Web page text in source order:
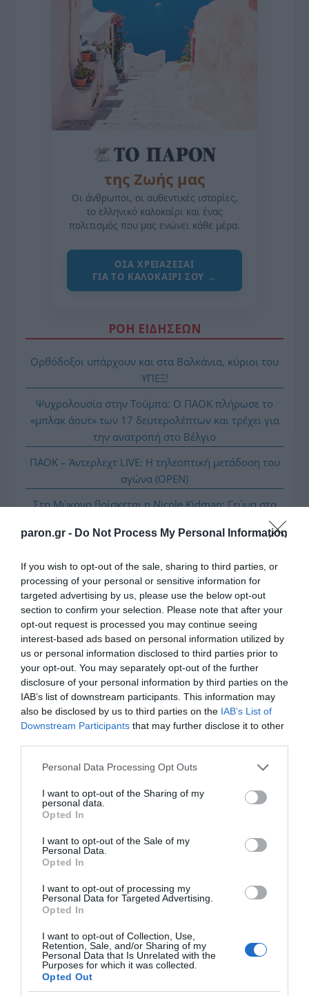
paron.gr - Do Not Process My Personal Information
If you wish to opt-out of the sale, sharing to third parties, or
processing of your personal or sensitive information for
targeted advertising by us, please use the below opt-out
section to confirm your selection. Please note that after your
opt-out request is processed you may continue seeing
interest-based ads based on personal information utilized by
us or personal information disclosed to third parties prior to
your opt-out. You may separately opt-out of the further
disclosure of your personal information by third parties on the
IAB’s list of downstream participants. This information may
also be disclosed by us to third parties on the IAB’s List of
Downstream Participants that may further disclose it to other
Please note that this website/app uses one or more Google
not limited to your visit or usage behaviour. You may click to
grant or deny consent to Google and its third-party tags to
use your data for below specified purposes in below Google
consent section.
Personal Data Processing Opt Outs
I want to opt-out of the Sharing of my
personal data.
Opted In
I want to opt-out of the Sale of my
Personal Data.
Opted In
I want to opt-out of processing my
Personal Data for Targeted Advertising.
Opted In
I want to opt-out of Collection, Use,
Retention, Sale, and/or Sharing of my
Personal Data that Is Unrelated with the
Purposes for which it was collected.
Opted Out
της Ζωής μας
Οι άνθρωποι, οι αυθεντικές ιστορίες,
το ελληνικό καλοκαίρι και ένας
πολιτισμός που μας ενώνει κάθε μέρα.
ΌΣΑ ΧΡΕΙΆΖΕΣΑΙ
ΓΙΑ ΤΟ ΚΑΛΟΚΑΊΡΙ ΣΟΥ →
ΡΟΗ ΕΙΔΗΣΕΩΝ
Ορθόδοξοι υπάρχουν και στα Βαλκάνια, κύριοι του
ΥΠΕΞ!
Ψυχρολουσία στην Τούμπα: Ο ΠΑΟΚ πλήρωσε το
«μπλακ άουτ» των 17 δευτερολέπτων και τρέχει για
την ανατροπή στο Βέλγιο
ΠΑΟΚ – Άντερλεχτ LIVE: Η τηλεοπτική μετάδοση του
αγώνα (OPEN)
Στη Μύκονο βρίσκεται η Nicole Kidman: Γεύμα στο
ερωτήματα σχετικά με τα κυριαρχικά δικαιώματα της
Ελλάδας έναντι της τουρκικής επιθετικότητας
Ο Μιλάν Βιτάλις στην ΑΕΚ μέχρι το 2030! Ο νέος
ηγέτης;
ΔΕΙΤΕ ΤΗΝ ΚΙΝΗΣΗ ΣΤΟΥΣ ΔΡΌΜΟΥΣ
Κίνηση Τώρα: Live Χάρτης Αθήνας